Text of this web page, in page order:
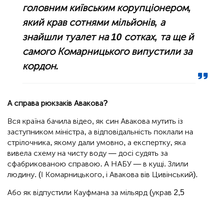
головним київським корупціонером,
який крав сотнями мільйонів, а
знайшли туалет на 10 сотках, та ще й
самого Комарницького випустили за
кордон.
А справа рюкзаків Авакова?
Вся країна бачила відео, як син Авакова мутить із
заступником міністра, а відповідальність поклали на
стрілочника, якому дали умовно, а експертку, яка
вивела схему на чисту воду — досі судять за
сфабрикованою справою. А НАБУ — в кущі. Злили
людину. (І Комарницького, і Авакова вів Цивінський).
Або як відпустили Кауфмана за мільярд (украв 2,5